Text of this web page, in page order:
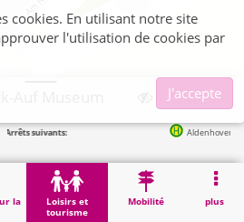
la
Loisirs et
tourisme
Mobilité plus
Auf Museum
suivants: Aldenhoven Kapelle in
Aldenhoven, Glück-Auf Museum
cookies. En utilisant notre site
l'utilisation de cookies par
J'accepte